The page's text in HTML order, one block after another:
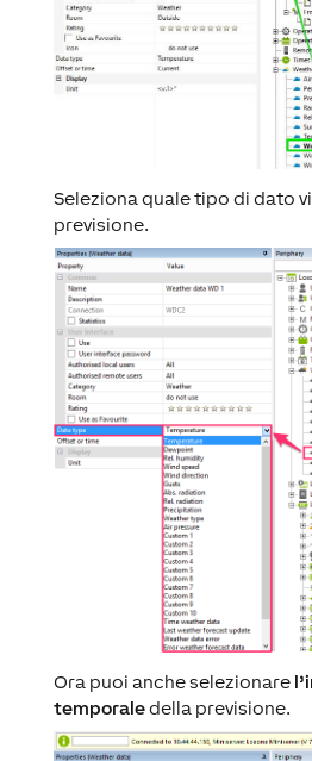
Seleziona quale tipo di dato
previsione.
Ora puoi anche selezionare
temporaledella previsione.